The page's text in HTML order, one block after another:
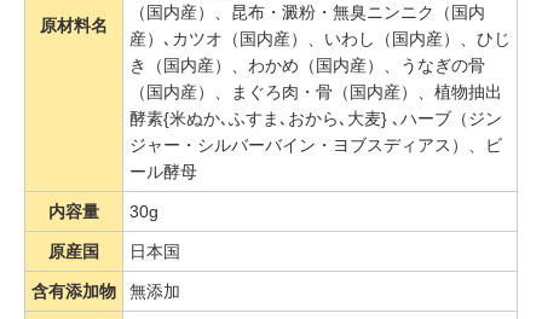
原材料名
（国内産）、昆布・澱粉・無臭ニンニク（国内
産）､カツオ（国内産）、いわし（国内産）、ひじ
き（国内産）、わかめ（国内産）、うなぎの骨
（国内産）、まぐろ肉・骨（国内産）、植物抽出
酵素{米ぬか､ふすま､おから､大麦} ､ハーブ（ジン
ジャー・シルバーバイン・ヨブスディアス）、ビ
ール酵母
内容量 30g
原産国 日本国
含有添加物 無添加